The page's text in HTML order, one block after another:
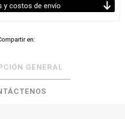
y costos de envío
en:
GENERAL